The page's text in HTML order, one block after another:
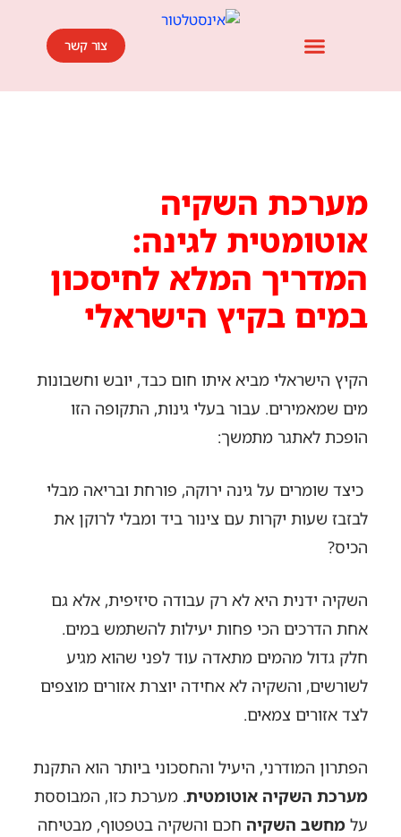
צור קשר
מערכת השקיה
אוטומטית לגינה:
המדריך המלא לחיסכון
במים בקיץ הישראלי
הקיץ הישראלי מביא איתו חום כבד, יובש וחשבונות
מים שמאמירים. עבור בעלי גינות, התקופה הזו
הופכת לאתגר מתמשך:
כיצד שומרים על גינה ירוקה, פורחת ובריאה מבלי
לבזבז שעות יקרות עם צינור ביד ומבלי לרוקן את
הכיס?
השקיה ידנית היא לא רק עבודה סיזיפית, אלא גם
אחת הדרכים הכי פחות יעילות להשתמש במים.
חלק גדול מהמים מתאדה עוד לפני שהוא מגיע
לשורשים, והשקיה לא אחידה יוצרת אזורים מוצפים
לצד אזורים צמאים.
הפתרון המודרני, היעיל והחסכוני ביותר הוא התקנת
מערכת השקיה אוטומטית. מערכת כזו, המבוססת
על מחשב השקיה חכם והשקיה בטפטוף, מבטיחה